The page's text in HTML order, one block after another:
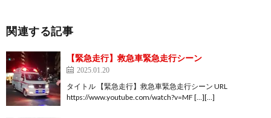
関連する記事
【緊急走行】救急車緊急走行シーン
2025.01.20
タイトル 【緊急走行】救急車緊急走行シーン URL
https://www.youtube.com/watch?v=MF […][…]